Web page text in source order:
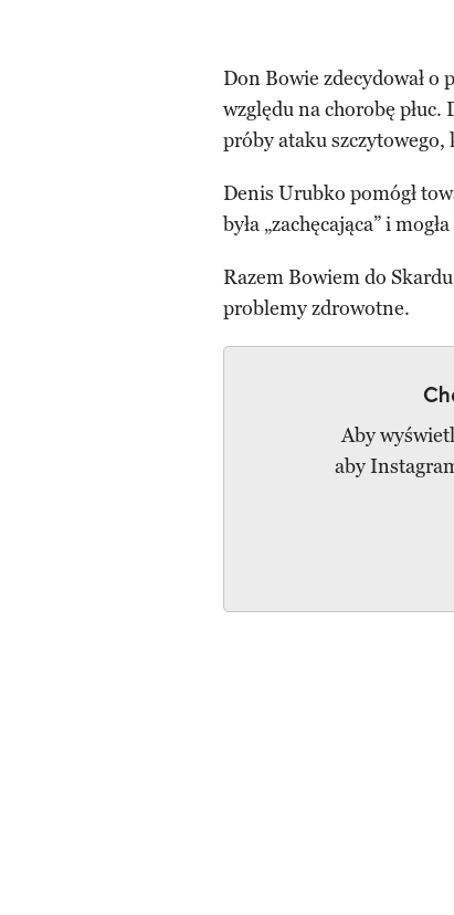
Don Bowie zdecydował o
względu na chorobę płuc.
próby ataku szczytowego,
Denis Urubko pomógł
była „zachęcająca” i
Razem Bowiem do
problemy zdrowotne.
Aby
aby